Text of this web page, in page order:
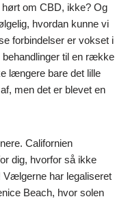
om CBD, ikke? Og
hvordan kunne vi
forbindelser er vokset i
behandlinger til en række
længere bare det lille
men det er blevet en
Californien
dig, hvorfor så ikke
har legaliseret
Beach, hvor solen